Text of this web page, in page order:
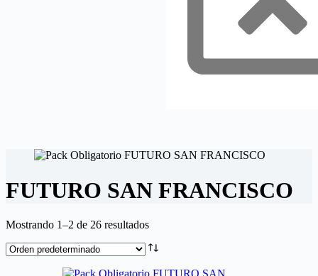
FUTURO SAN FRANCISCO
Mostrando 1–2 de 26 resultados